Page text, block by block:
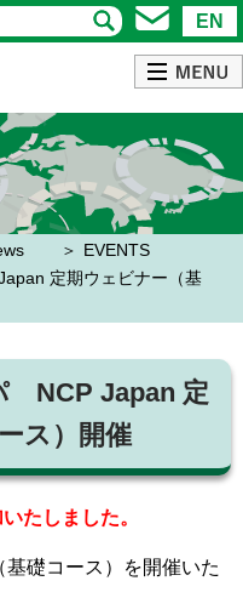
EN
EVENTS
定期ウェビナー（基
NCP Japan 定
ス）開催
たしました。
礎コース）を開催いた